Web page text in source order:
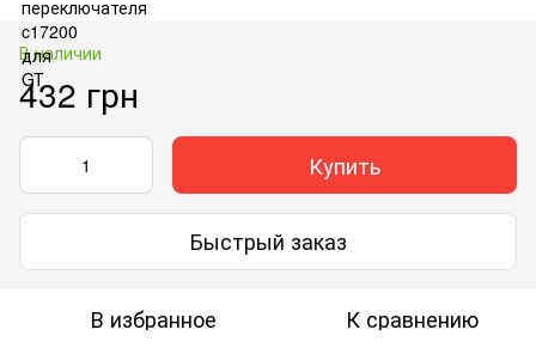
В наличии
432 грн
Купить
Быстрый заказ
В избранное К сравнению